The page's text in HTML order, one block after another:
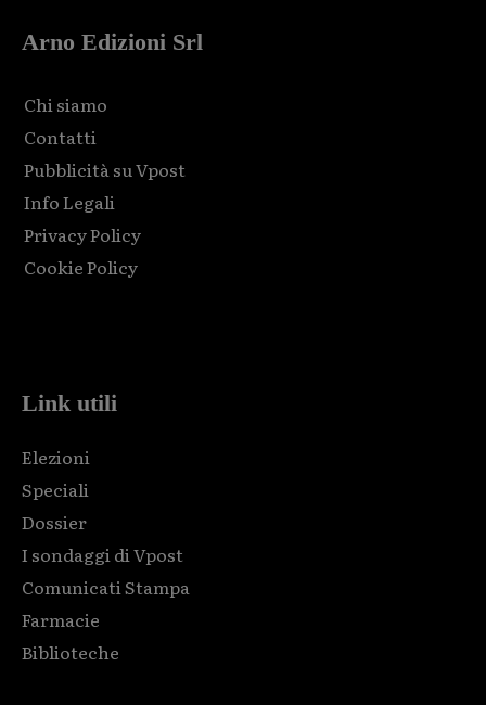
Arno Edizioni Srl
Chi siamo
Contatti
Pubblicità su Vpost
Info Legali
Privacy Policy
Cookie Policy
Link utili
Elezioni
Speciali
Dossier
I sondaggi di Vpost
Comunicati Stampa
Farmacie
Biblioteche